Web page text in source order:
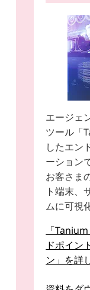
エージェ
ツール「
したエン
ーション
お客さま
ト端末、
ムに可視
「
ドポイン
ン」を詳